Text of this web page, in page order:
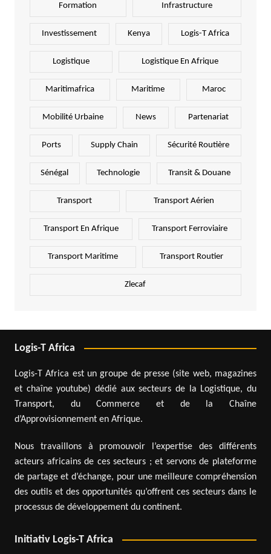
Formation Infrastructure
Investissement Kenya Logis-T Africa
Logistique Logistique En Afrique
Maritimafrica Maritime Maroc
Mobilité Urbaine News Partenariat
Ports Supply Chain Sécurité Routière
Sénégal Technologie Transit & Douane
Transport Transport Aérien
Transport En Afrique Transport Ferroviaire
Transport Maritime Transport Routier
Zlecaf
Logis-T Africa
Logis-T Africa est un groupe de presse (site web, magazines
et chaîne youtube) dédié aux secteurs de la Logistique, du
Transport, du Commerce et de la Chaîne
d’Approvisionnement en Afrique.
Nous travaillons à promouvoir l’expertise des différents
acteurs africains de ces secteurs ; et servons de plateforme
de partage et d’échange, pour une meilleure compréhension
des outils et des opportunités qu’offrent ces secteurs dans le
processus de développement du continent.
Initiativ Logis-T Africa